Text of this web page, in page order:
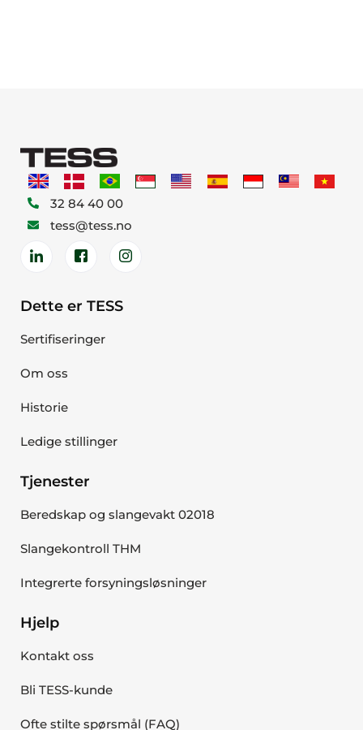
32 84 40 00
tess@tess.no
Dette er TESS
Sertifiseringer
Om oss
Historie
Ledige stillinger
Tjenester
Beredskap og slangevakt 02018
Slangekontroll THM
Integrerte forsyningsløsninger
Hjelp
Kontakt oss
Bli TESS-kunde
Ofte stilte spørsmål (FAQ)